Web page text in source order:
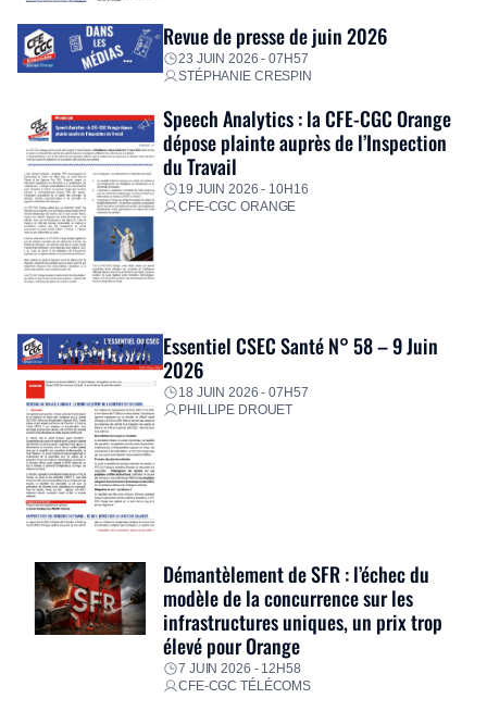
Revue de presse de juin 2026
23 JUIN 2026 - 07H57
STÉPHANIE CRESPIN
Speech Analytics : la CFE-CGC Orange
dépose plainte auprès de l’Inspection
du Travail
19 JUIN 2026 - 10H16
CFE-CGC ORANGE
Essentiel CSEC Santé N° 58 – 9 Juin
2026
18 JUIN 2026 - 07H57
PHILLIPE DROUET
Démantèlement de SFR : l’échec du
modèle de la concurrence sur les
infrastructures uniques, un prix trop
élevé pour Orange
7 JUIN 2026 - 12H58
CFE-CGC TÉLÉCOMS